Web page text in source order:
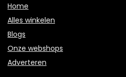
Home
Alles winkelen
Blogs
Onze webshops
Adverteren